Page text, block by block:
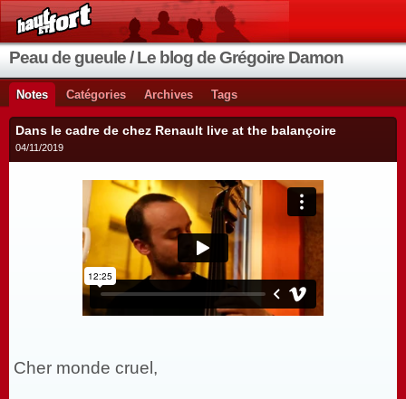
Peau de gueule / Le blog de Grégoire Damon
Notes Catégories Archives Tags
Dans le cadre de chez Renault live at the balançoire
04/11/2019
Cher monde cruel,